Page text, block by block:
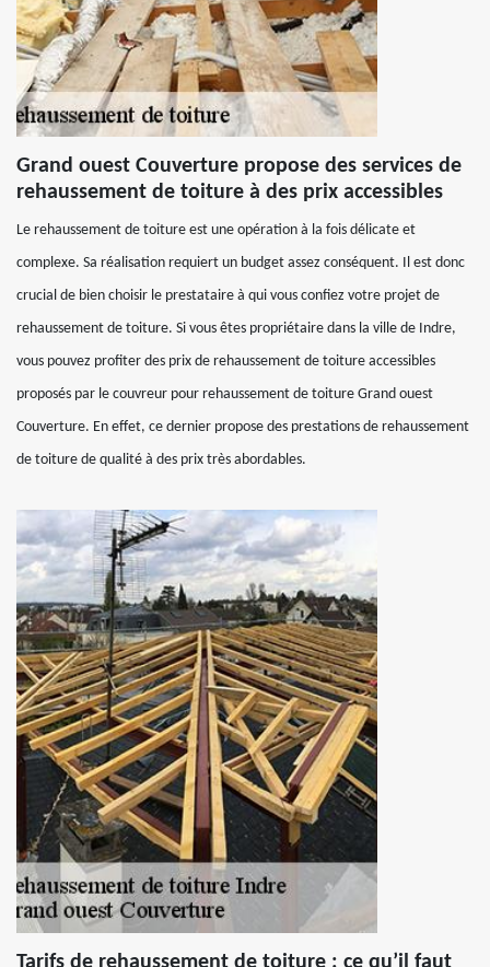
Grand ouest Couverture propose des services de
rehaussement de toiture à des prix accessibles
Le rehaussement de toiture est une opération à la fois délicate et
complexe. Sa réalisation requiert un budget assez conséquent. Il est donc
crucial de bien choisir le prestataire à qui vous confiez votre projet de
rehaussement de toiture. Si vous êtes propriétaire dans la ville de Indre,
vous pouvez profiter des prix de rehaussement de toiture accessibles
proposés par le couvreur pour rehaussement de toiture Grand ouest
Couverture. En effet, ce dernier propose des prestations de rehaussement
de toiture de qualité à des prix très abordables.
Tarifs de rehaussement de toiture : ce qu’il faut